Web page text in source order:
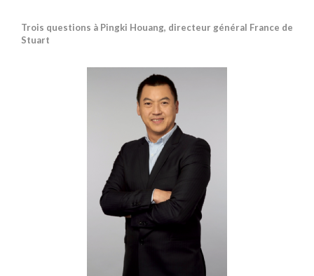
Trois questions à Pingki Houang, directeur général France de
Stuart